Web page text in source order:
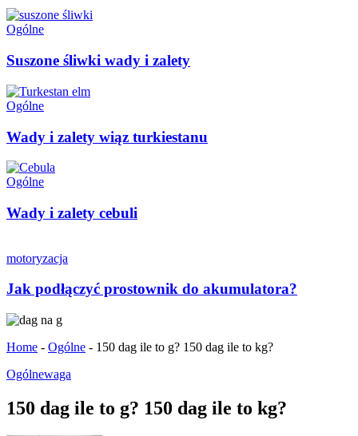
Ogólne
Suszone śliwki wady i zalety
Ogólne
Wady i zalety wiąz turkiestanu
Ogólne
Wady i zalety cebuli
motoryzacja
Jak podłączyć prostownik do akumulatora?
Home - Ogólne - 150 dag ile to g? 150 dag ile to kg?
Ogólnewaga
150 dag ile to g? 150 dag ile to kg?